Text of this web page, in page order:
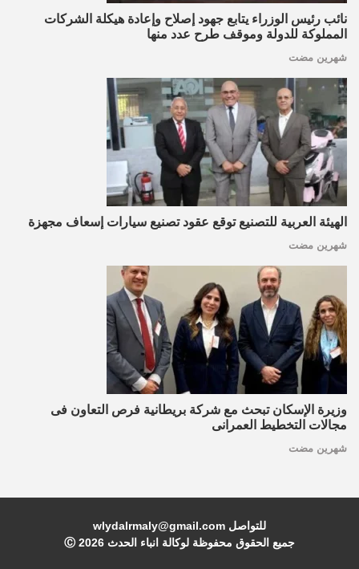
نائب رئيس الوزراء يتابع جهود إصلاح وإعادة هيكلة الشركات
المملوكة للدولة وموقف طرح عدد منها
شهرين مضت
الهيئة العربية للتصنيع توقع عقود تصنيع سيارات إسعاف مجهزة
شهرين مضت
وزيرة الإسكان تبحث مع شركة بريطانية فرص التعاون فى
مجالات التخطيط العمرانى
شهرين مضت
للتواصل wlydalrmaly@gmail.com
جميع الحقوق محفوظة لوكالة انباء الحدث Ⓒ 2026